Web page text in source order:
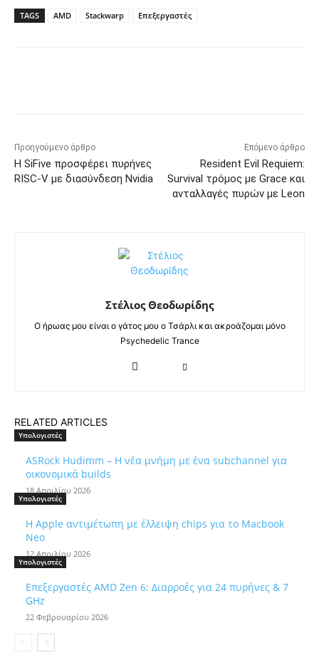
TAGS AMD Stackwarp Επεξεργαστές
Προηγούμενο άρθρο
Η SiFive προσφέρει πυρήνες
RISC‑V με διασύνδεση Nvidia
Επόμενο άρθρο
Resident Evil Requiem:
Survival τρόμος με Grace και
ανταλλαγές πυρών με Leon
Στέλιος Θεοδωρίδης
Ο ήρωας μου είναι ο γάτος μου ο Τσάρλι και ακροάζομαι μόνο
Psychedelic Trance
RELATED ARTICLES
Υπολογιστές
ASRock Hudimm – Η νέα μνήμη με ένα subchannel για
οικονομικά builds
18 Απριλίου 2026
Υπολογιστές
Η Apple αντιμέτωπη με έλλειψη chips για το Macbook
Neo
12 Απριλίου 2026
Υπολογιστές
Επεξεργαστές AMD Zen 6: Διαρροές για 24 πυρήνες & 7
GHz
22 Φεβρουαρίου 2026